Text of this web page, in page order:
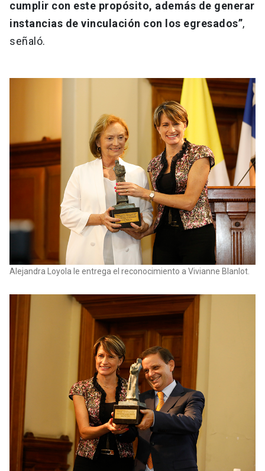
cumplir con este propósito, además de generar
instancias de vinculación con los egresados”,
señaló.
Alejandra Loyola le entrega el reconocimiento a Vivianne Blanlot.